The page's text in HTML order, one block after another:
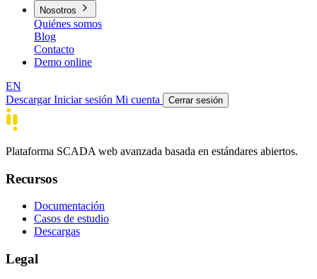
Nosotros
Quiénes somos
Blog
Contacto
Demo online
EN
DescargarIniciar sesión Mi cuenta Cerrar sesión
Plataforma SCADA web avanzada basada en estándares abiertos.
Recursos
Documentación
Casos de estudio
Descargas
Legal